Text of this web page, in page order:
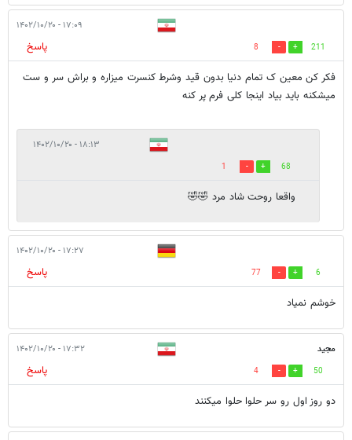
۱۷:۰۹ - ۱۴۰۲/۱۰/۲۰
211
8
پاسخ
فکر کن معین ک تمام دنیا بدون قید وشرط کنسرت میزاره و براش سر و ست
میشکنه باید بیاد اینجا کلی فرم پر کنه
۱۸:۱۳ - ۱۴۰۲/۱۰/۲۰
68
1
واقعا روحت شاد مرد 🤣🤣
۱۷:۲۷ - ۱۴۰۲/۱۰/۲۰
6
77
پاسخ
خوشم نمیاد
مجید ۱۷:۳۲ - ۱۴۰۲/۱۰/۲۰
50
4
پاسخ
دو روز اول رو سر حلوا حلوا میکنند